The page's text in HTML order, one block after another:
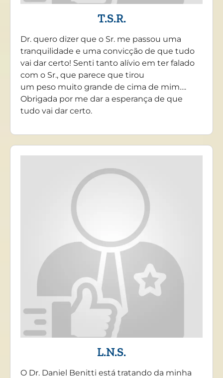
T.S.R.
Dr. quero dizer que o Sr. me passou uma
tranquilidade e uma convicção de que tudo
vai dar certo! Senti tanto alívio em ter falado
com o Sr., que parece que tirou
um peso muito grande de cima de mim….
Obrigada por me dar a esperança de que
tudo vai dar certo.
L.N.S.
O Dr. Daniel Benitti está tratando da minha